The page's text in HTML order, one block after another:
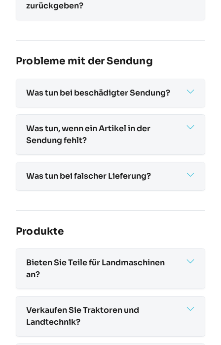
zurückgeben?
Probleme mit der Sendung
Was tun bei beschädigter Sendung?
Was tun, wenn ein Artikel in der
Sendung fehlt?
Was tun bei falscher Lieferung?
Produkte
Bieten Sie Teile für Landmaschinen
an?
Verkaufen Sie Traktoren und
Landtechnik?